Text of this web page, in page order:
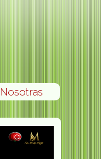
Nosotras